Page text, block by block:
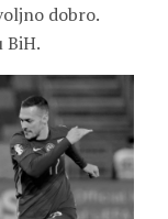
dobro.
BiH.